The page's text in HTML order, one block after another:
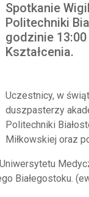
Spotkanie
Politechniki
godzinie
Kształcenia.
Uczestnicy, w
duszpasterzy
Politechniki
Miłkowskiej oraz
Białegostoku.